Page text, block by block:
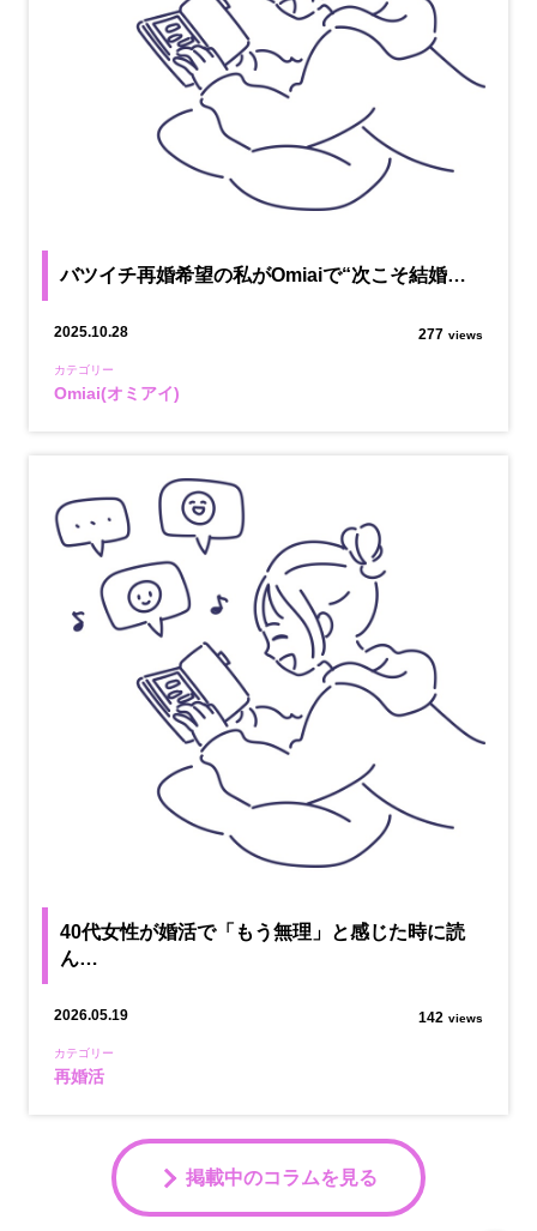
バツイチ再婚希望の私がOmiaiで“次こそ結婚…
2025.10.28 277 views
カテゴリー
Omiai(オミアイ)
40代女性が婚活で「もう無理」と感じた時に読
ん…
2026.05.19 142 views
カテゴリー
再婚活
掲載中のコラムを見る